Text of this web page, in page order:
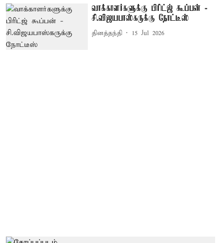
வாக்காளர்களுக்கு பிரிட்ஜ் கூப்பன் -
சி.விஜயபாஸ்கருக்கு நோட்டீஸ்
தினத்தந்தி 15 Jul 2026